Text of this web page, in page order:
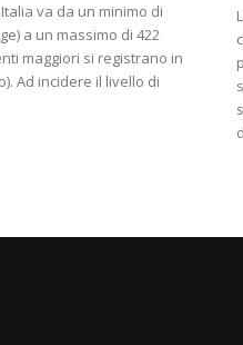
va da un minimo di
a un massimo di 422
maggiori si registrano in
Ad incidere il livello di